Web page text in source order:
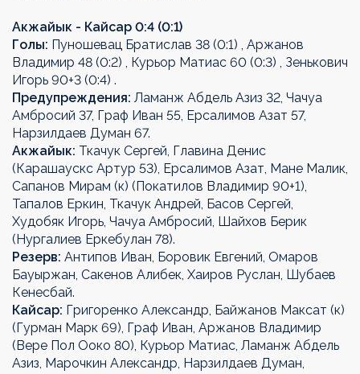
Акжайык - Кайсар 0:4 (0:1)
Голы: Пуношевац Братислав 38 (0:1) , Аржанов
Владимир 48 (0:2) , Курьор Матиас 60 (0:3) , Зенькович
Игорь 90+3 (0:4) .
Предупреждения: Ламанж Абдель Азиз 32, Чачуа
Амбросий 37, Граф Иван 55, Ерсалимов Азат 57,
Нарзилдаев Думан 67.
Акжайык: Ткачук Сергей, Главина Денис
(Карашаускс Артур 53), Ерсалимов Азат, Мане Малик,
Сапанов Мирам (к) (Покатилов Владимир 90+1),
Тапалов Еркин, Ткачук Андрей, Басов Сергей,
Худобяк Игорь, Чачуа Амбросий, Шайхов Берик
(Нургалиев Еркебулан 78).
Резерв: Антипов Иван, Боровик Евгений, Омаров
Бауыржан, Сакенов Алибек, Хаиров Руслан, Шубаев
Кенесбай.
Кайсар: Григоренко Александр, Байжанов Максат (к)
(Гурман Марк 69), Граф Иван, Аржанов Владимир
(Вере Пол Ооко 80), Курьор Матиас, Ламанж Абдель
Азиз, Марочкин Александр, Нарзилдаев Думан,